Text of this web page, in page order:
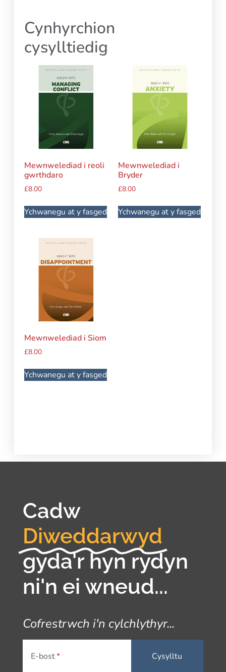
Cynhyrchion
cysylltiedig
Mewnwelediad i reoli
gwrthdaro
£8.00
Ychwanegu at y fasged
Mewnwelediad i
Bryder
£8.00
Ychwanegu at y fasged
Mewnwelediad i Siom
£8.00
Ychwanegu at y fasged
Cadw
Diweddarwyd
gyda'r hyn rydyn
ni'n ei wneud...
Cofrestrwch i'n cylchlythyr...
E-bost